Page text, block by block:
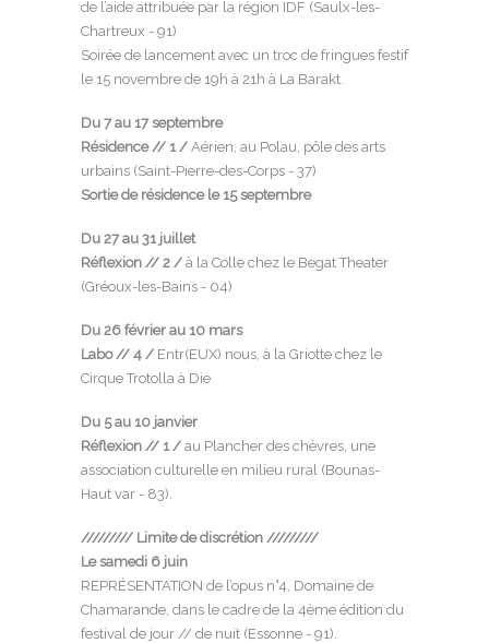
de l’aide attribuée par la région IDF (Saulx-les-
Chartreux - 91)
Soirée de lancement avec un troc de fringues festif
le 15 novembre de 19h à 21h à La Barakt.
Du 7 au 17 septembre
Résidence // 1 / Aérien, au Polau, pôle des arts
urbains (Saint-Pierre-des-Corps - 37)
Sortie de résidence le 15 septembre
Du 27 au 31 juillet
Réflexion // 2 / à la Colle chez le Begat Theater
(Gréoux-les-Bains - 04)
Du 26 février au 10 mars
Labo // 4 / Entr(EUX) nous, à la Griotte chez le
Cirque Trotolla à Die
Du 5 au 10 janvier
Réflexion // 1 / au Plancher des chèvres, une
association culturelle en milieu rural (Bounas-
Haut var - 83).
///////// Limite de discrétion /////////
Le samedi 6 juin
REPRÉSENTATION de l’opus n°4, Domaine de
Chamarande, dans le cadre de la 4ème édition du
festival de jour // de nuit (Essonne - 91).